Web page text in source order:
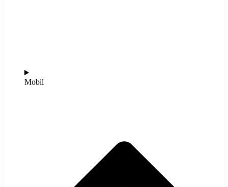
Mobil